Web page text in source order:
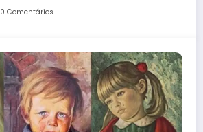
0 Comentários